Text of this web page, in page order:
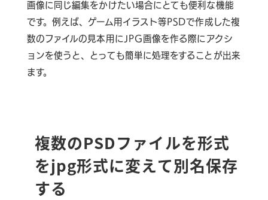
画像に同じ編集をかけたい場合にとても便利な機能
です。例えば、ゲーム用イラスト等PSDで作成した複
数のファイルの見本用にJPG画像を作る際にアクシ
ョンを使うと、とっても簡単に処理をすることが出来
ます。
複数のPSDファイルを形式
をjpg形式に変えて別名保存
する